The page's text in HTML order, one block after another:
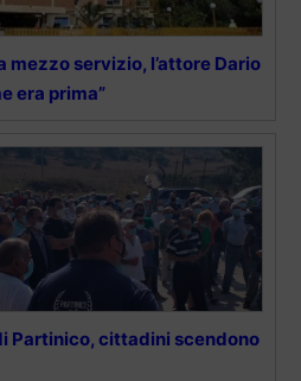
mezzo servizio, l’attore Dario
era prima”
Partinico, cittadini scendono